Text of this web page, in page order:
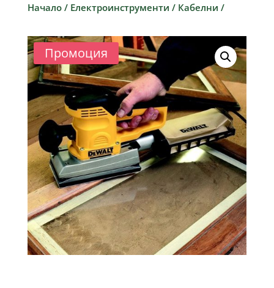
Начало/ Електроинструменти / Кабелни /
Промоция